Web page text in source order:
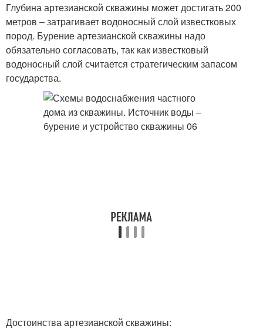
Глубина артезианской скважины может достигать 200
метров – затрагивает водоносный слой известковых
пород. Бурение артезианской скважины надо
обязательно согласовать, так как известковый
водоносный слой считается стратегическим запасом
государства.
Достоинства артезианской скважины: